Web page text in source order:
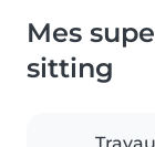
Mes
sitting